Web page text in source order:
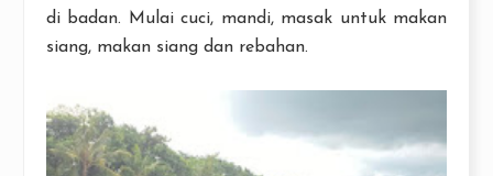
di badan. Mulai cuci, mandi, masak untuk makan
siang, makan siang dan rebahan.